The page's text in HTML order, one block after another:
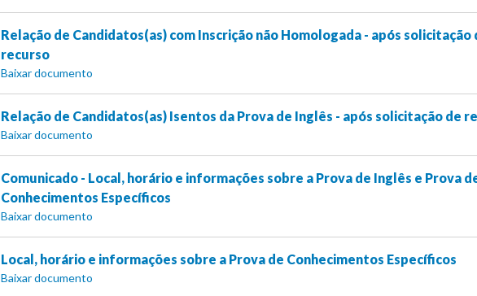
Relação de Candidatos(as) com Inscrição não Homologada - após solicitação
recurso
Baixar documento
Relação de Candidatos(as) Isentos da Prova de Inglês - após solicitação de
Baixar documento
Comunicado - Local, horário e informações sobre a Prova de Inglês e Prova
Conhecimentos Específicos
Baixar documento
Local, horário e informações sobre a Prova de Conhecimentos Específicos
Baixar documento